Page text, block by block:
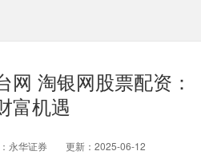
网 淘银网股票配资：
富机遇
永华证券
更新：2025-06-12